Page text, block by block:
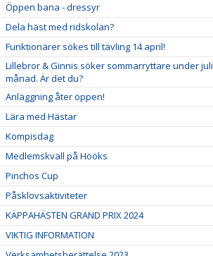
Öppen bana - dressyr
Dela häst med ridskolan?
Funktionärer sökes till tävling 14 april!
Lillebror & Ginnis söker sommarryttare under juli
månad. Är det du?
Anläggning åter öppen!
Lära med Hästar
Kompisdag
Medlemskväll på Hööks
Pinchos Cup
Påsklovsaktiviteter
KÄPPAHÄSTEN GRAND PRIX 2024
VIKTIG INFORMATION